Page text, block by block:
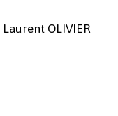
Laurent OLIVIER